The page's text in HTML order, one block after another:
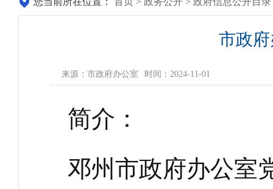
市政
来源：市政府办公室 时间：2024-11-01
简介：
邓州市政府办公室